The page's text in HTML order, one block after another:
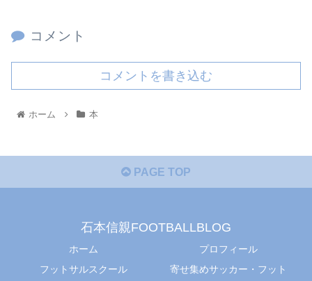
コメント
コメントを書き込む
ホーム 本
PAGE TOP
石本信親FOOTBALLBLOG
ホーム
プロフィール
フットサルスクール
寄せ集めサッカー・フット